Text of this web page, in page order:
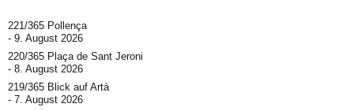
221/365 Pollença
9. August 2026
220/365 Plaça de Sant Jeroni
8. August 2026
219/365 Blick auf Artà
7. August 2026